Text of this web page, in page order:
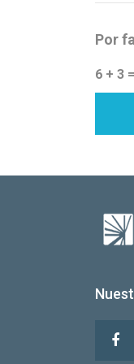
Por
6 + 3 =